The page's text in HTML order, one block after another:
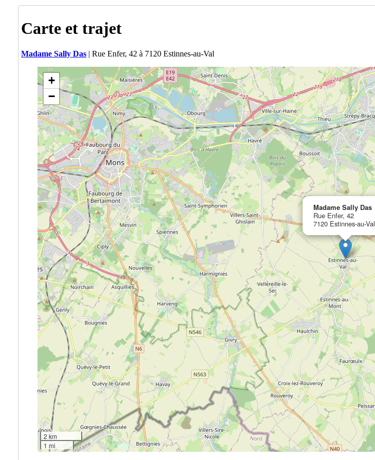
Carte et trajet
Madame Sally Das | Rue Enfer, 42 à 7120 Estinnes-au-Val
Madame Sally Das
Rue Enfer, 42
7120 Estinnes-au-Val
+
−
2 km
1 mi